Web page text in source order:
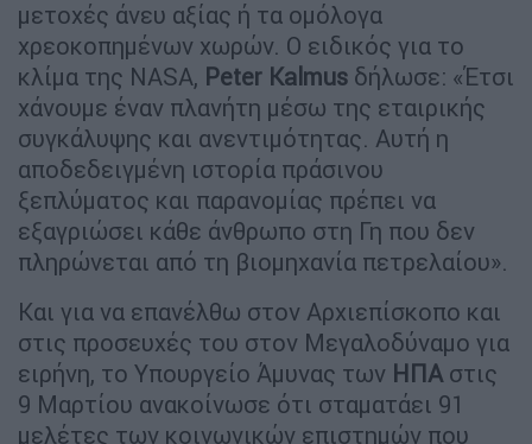
μετοχές άνευ αξίας ή τα ομόλογα
χρεοκοπημένων χωρών. Ο ειδικός για το
κλίμα της NASA, Peter Kalmus δήλωσε: «Έτσι
χάνουμε έναν πλανήτη μέσω της εταιρικής
συγκάλυψης και ανεντιμότητας. Αυτή η
αποδεδειγμένη ιστορία πράσινου
ξεπλύματος και παρανομίας πρέπει να
εξαγριώσει κάθε άνθρωπο στη Γη που δεν
πληρώνεται από τη βιομηχανία πετρελαίου».
Και για να επανέλθω στον Αρχιεπίσκοπο και
στις προσευχές του στον Μεγαλοδύναμο για
ειρήνη, το Υπουργείο Άμυνας των ΗΠΑ στις
9 Μαρτίου ανακοίνωσε ότι σταματάει 91
μελέτες των κοινωνικών επιστημών που